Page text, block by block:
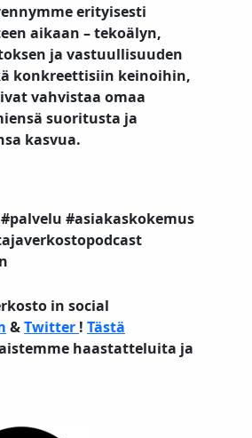
erityisesti
aikaan – tekoälyn,
ja vastuullisuuden
konkreettisiin keinoihin,
vahvistaa omaa
suoritusta ja
kasvua.
#asiakaskokemus
in social
&Twitter ! Tästä
haastatteluita ja